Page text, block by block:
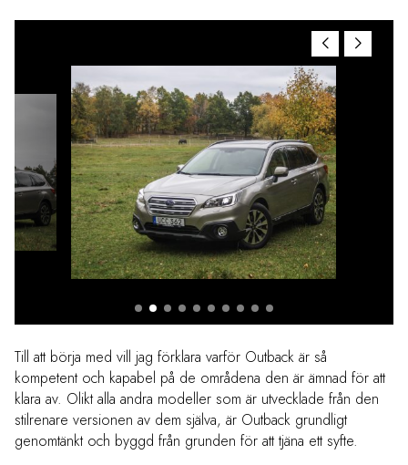
Till att börja med vill jag förklara varför Outback är så
kompetent och kapabel på de områdena den är ämnad för att
klara av. Olikt alla andra modeller som är utvecklade från den
stilrenare versionen av dem själva, är Outback grundligt
genomtänkt och byggd från grunden för att tjäna ett syfte.